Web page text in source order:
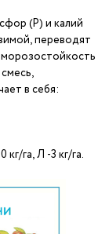
(Р) и калий
переводят
в себя:
кг/га, Л -3 кг/га.